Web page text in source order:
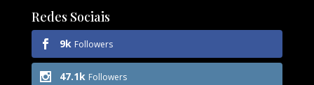
Redes Sociais
9k Followers
47.1k Followers